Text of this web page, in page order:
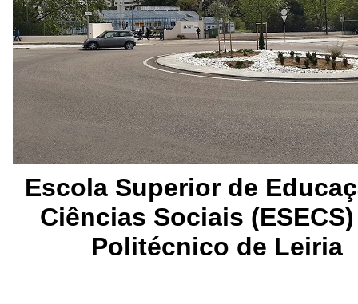
Escola Superior de
Ciências Sociais
Politécnico de Leiria